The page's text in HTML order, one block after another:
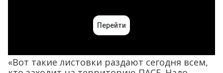
«Вот такие листовки раздают сегодня всем,